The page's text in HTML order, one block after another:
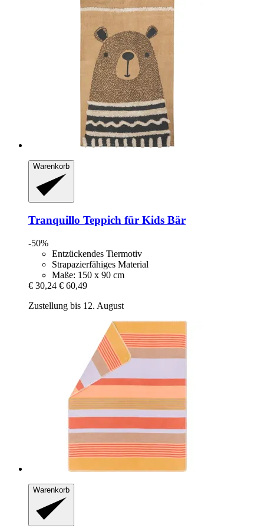
Warenkorb
Tranquillo Teppich für Kids Bär
-50%
Entzückendes Tiermotiv
Strapazierfähiges Material
Maße: 150 x 90 cm
€ 30,24 € 60,49
Zustellung bis 12. August
Warenkorb